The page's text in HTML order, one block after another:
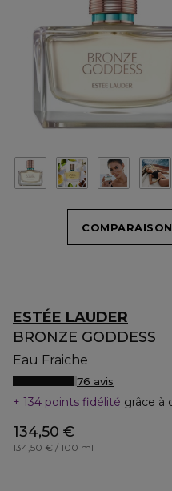
ESTÉE LAUDER
BRONZE GODDESS
Eau Fraiche
76 avis
134 points fidélité grâce à
134,50 €
134,50 € / 100 ml